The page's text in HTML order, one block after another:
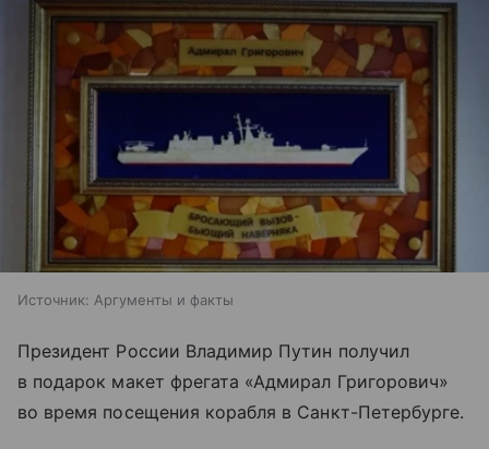
Источник: Аргументы и факты
Президент России Владимир Путин получил
в подарок макет фрегата «Адмирал Григорович»
во время посещения корабля в Санкт-Петербурге.